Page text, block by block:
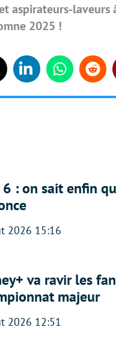
aspirateurs-
2025 !
LinkedinWhatsappReddit
6 : on sait enfin
2026 15:16
va ravir les
majeur
2026 12:51